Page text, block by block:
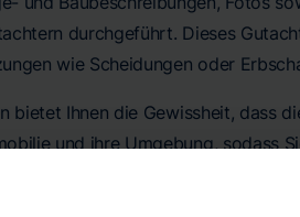
durchgeführt. Dieses
wie Scheidungen oder
bietet Ihnen die Gewissheit, dass
und ihre Umgebung, sodass
Festlegung von Preisen oder die
von einem qualifizierten